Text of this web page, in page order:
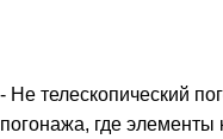
- Не телескопический
погонажа, где элементы